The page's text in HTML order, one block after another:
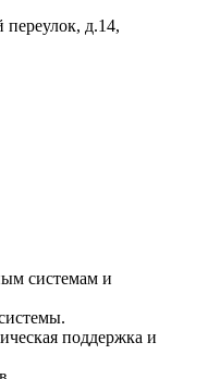
д.14,
системам и
поддержка и